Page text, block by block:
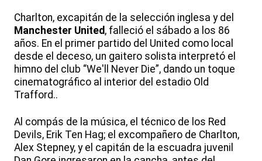
Charlton, excapitán de la selección inglesa y del
Manchester United, falleció el sábado a los 86
años. En el primer partido del United como local
desde el deceso, un gaitero solista interpretó el
himno del club “We'll Never Die”, dando un toque
cinematográfico al interior del estadio Old
Trafford..
Al compás de la música, el técnico de los Red
Devils, Erik Ten Hag; el excompañero de Charlton,
Alex Stepney, y el capitán de la escuadra juvenil